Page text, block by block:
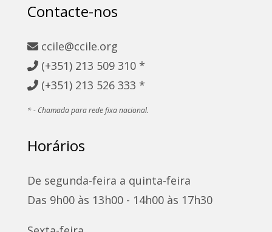
Contacte-nos
ccile@ccile.org
(+351) 213 509 310 *
(+351) 213 526 333 *
* - Chamada para rede fixa nacional.
Horários
De segunda-feira a quinta-feira
Das 9h00 às 13h00 - 14h00 às 17h30